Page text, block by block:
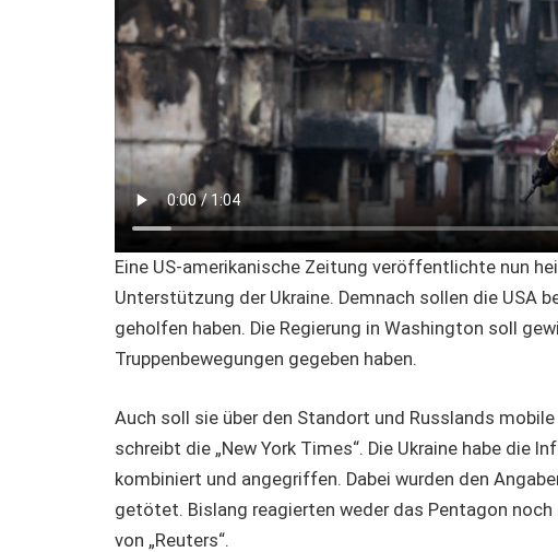
Eine US-amerikanische Zeitung veröffentlichte nun
Unterstützung der Ukraine. Demnach sollen die USA
geholfen haben. Die Regierung in Washington soll
Truppenbewegungen gegeben haben.
Auch soll sie über den Standort und Russlands
schreibt die „New York Times“. Die Ukraine habe die
kombiniert und angegriffen. Dabei wurden den
getötet. Bislang reagierten weder das Pentagon
von „Reuters“.